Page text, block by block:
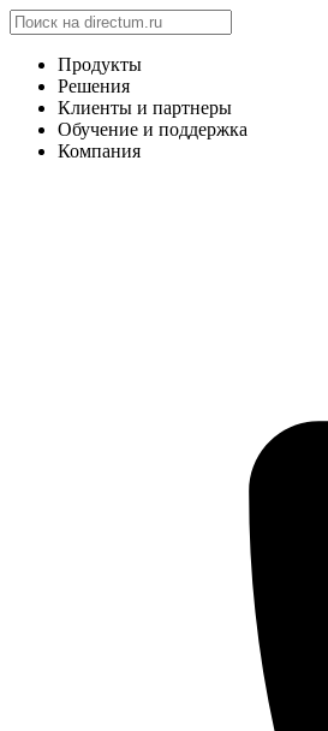
Продукты
Решения
Клиенты и партнеры
Обучение и поддержка
Компания